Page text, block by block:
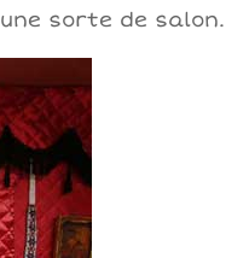
sorte de salon.